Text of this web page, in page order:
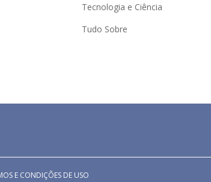
Tecnologia e Ciência
Tudo Sobre
E CONDIÇÕES DE USO